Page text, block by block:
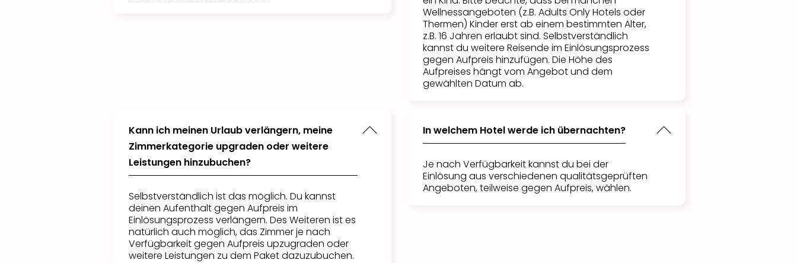
Wellnessangeboten (z.B. Adults Only Hotels oder
Thermen) Kinder erst ab einem bestimmten Alter,
z.B. 16 Jahren erlaubt sind. Selbstverständlich
kannst du weitere Reisende im Einlösungsprozess
gegen Aufpreis hinzufügen. Die Höhe des
Aufpreises hängt vom Angebot und dem
gewählten Datum ab.
Kann ich meinen Urlaub verlängern, meine
Zimmerkategorie upgraden oder weitere
Leistungen hinzubuchen?
Selbstverständlich ist das möglich. Du kannst
deinen Aufenthalt gegen Aufpreis im
Einlösungsprozess verlängern. Des Weiteren ist es
natürlich auch möglich, das Zimmer je nach
Verfügbarkeit gegen Aufpreis upzugraden oder
weitere Leistungen zu dem Paket dazuzubuchen.
In welchem Hotel werde ich übernachten?
Je nach Verfügbarkeit kannst du bei der
Einlösung aus verschiedenen qualitätsgeprüften
Angeboten, teilweise gegen Aufpreis, wählen.